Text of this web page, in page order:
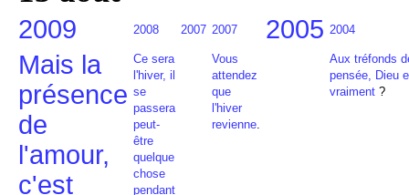
2009 2008 2007 2007 2005 2004
Mais la
présence
de
l'amour,
c'est
Ce sera
l'hiver, il
se
passera
peut-
être
quelque
chose
pendant
Vous
attendez
que
l'hiver
revienne.
Aux tréfonds
pensée, Dieu
vraiment?